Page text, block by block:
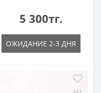
5 300тг.
ОЖИДАНИЕ 2-3 ДНЯ